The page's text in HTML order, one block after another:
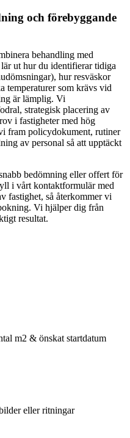
och förebyggande
behandling med
ut hur du identifierar tidiga
hur resväskor
temperaturer som krävs vid
är lämplig. Vi
strategisk placering av
i fastigheter med hög
fram policydokument, rutiner
av personal så att upptäckt
bedömning eller offert för
i vårt kontaktformulär med
fastighet, så återkommer vi
Vi hjälper dig från
resultat.
m2 & önskat startdatum
eller ritningar